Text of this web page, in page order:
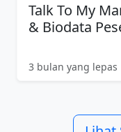
Talk To My
& Biodata
3 bulan yang lepas